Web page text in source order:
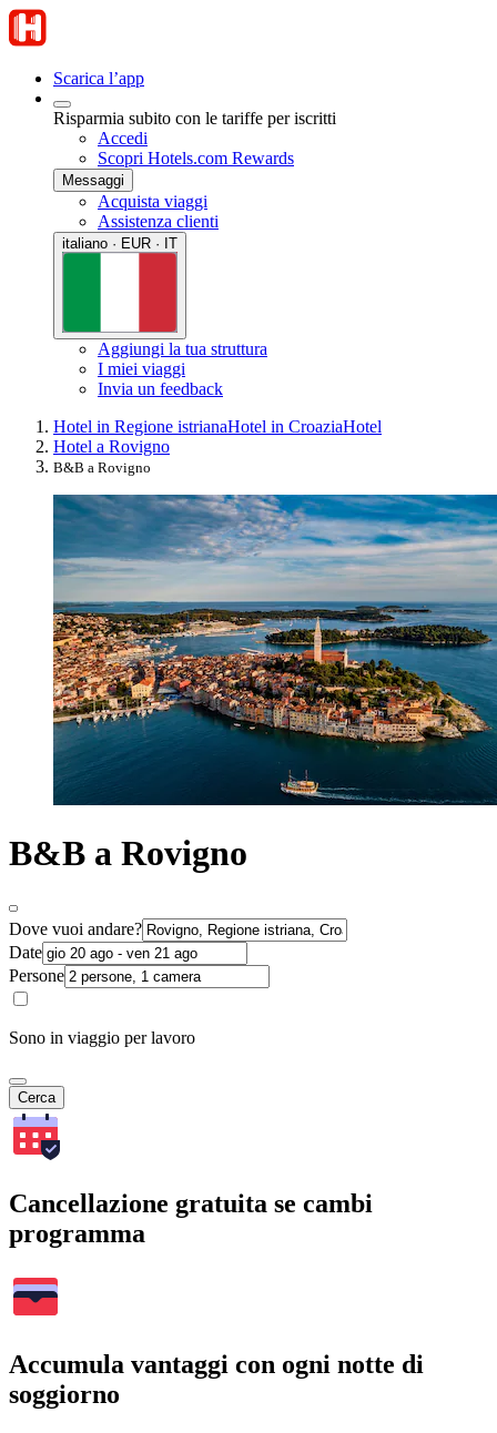
Scarica l’app
Risparmia subito con le tariffe per iscritti
Accedi
Scopri Hotels.com Rewards
Messaggi
Acquista viaggi
Assistenza clienti
italiano · EUR · IT
Aggiungi la tua struttura
I miei viaggi
Invia un feedback
Hotel in Regione istrianaHotel in CroaziaHotel
Hotel a Rovigno
B&B a Rovigno
B&B a Rovigno
Dove vuoi andare?
Date
Persone
Sono in viaggio per lavoro
Cerca
Cancellazione gratuita se cambi
programma
Accumula vantaggi con ogni notte di
soggiorno